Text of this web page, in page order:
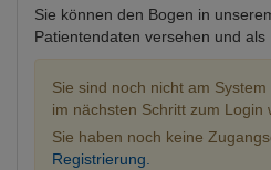
Sie können den Bogen in
Patientendaten versehen und
Sie sind noch nicht am
im nächsten Schritt zum Login
Sie haben noch keine
Registrierung.